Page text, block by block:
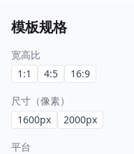
模板规格
宽高比
1:1
4:5 16:9
尺寸（像素）
1600px 2000px
平台